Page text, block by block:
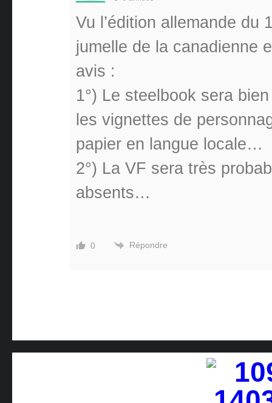
Vu l’édition allemande du
jumelle de la canadienne
avis :
1°) Le steelbook sera
les vignettes de
papier en langue locale…
2°) La VF sera très
absents…
0 Répondre